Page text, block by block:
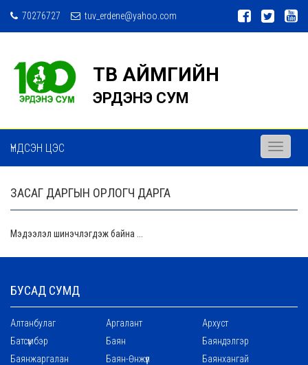
70276727 tuv_erdene@yahoo.com
ТӨВ АЙМГИЙН
ЭРДЭНЭ СУМ
ҮНДСЭН ЦЭС
Toggle
ЗАСАГ ДАРГЫН ОРЛОГЧ ДАРГА
Мэдээлэл шинэчлэгдэж байна ...
БУСАД СУМД
Алтанбулаг Аргалант
Архуст
Батсүмбэр
Баян
Баяндэлгэр
Баянжаргалан
Баян-Өнжүүл
Баянхангай